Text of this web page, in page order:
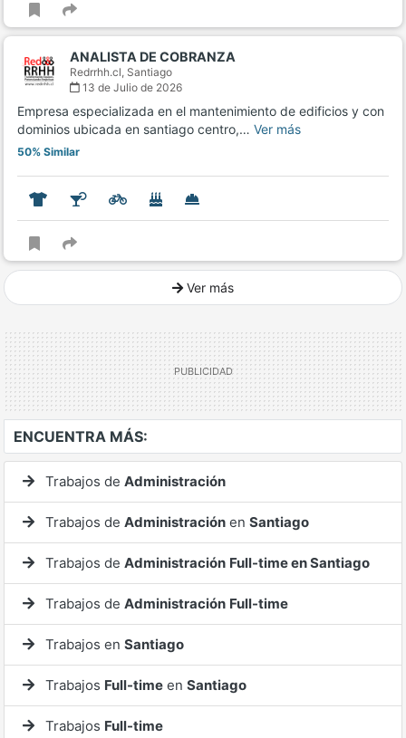
ANALISTA DE COBRANZA
Redrrhh.cl, Santiago
13 de Julio de 2026
Empresa especializada en el mantenimiento de edificios y con
dominios ubicada en santiago centro,… Ver más
50% Similar
Ver más
ENCUENTRA MÁS:
Trabajos de Administración
Trabajos de Administración en Santiago
Trabajos de Administración Full-time en Santiago
Trabajos de Administración Full-time
Trabajos en Santiago
Trabajos Full-time en Santiago
Trabajos Full-time